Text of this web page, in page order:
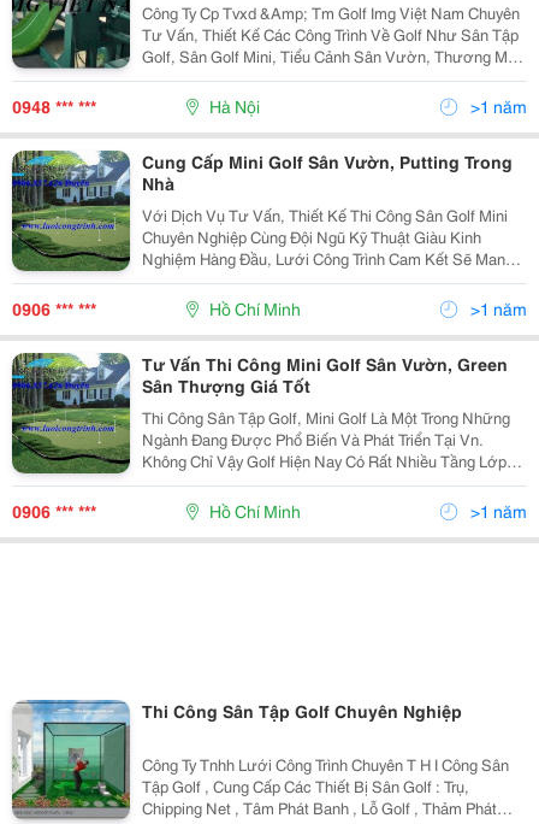
Công Ty Cp Tvxd &Amp; Tm Golf Img Việt Nam Chuyên
Tư Vấn, Thiết Kế Các Công Trình Về Golf Như Sân Tập
Golf, Sân Golf Mini, Tiểu Cảnh Sân Vườn, Thương Mại
Và Cung Cấp Dịch Vụ. Các Sản Phẩm Của Công Ty
Tương Đối Đa Dạng Và Có Tính Cạnh Tranh Cao. Sản P
0948 *** *** Hà Nội >1 năm
Cung Cấp Mini Golf Sân Vườn, Putting Trong
Nhà
Với Dịch Vụ Tư Vấn, Thiết Kế Thi Công Sân Golf Mini
Chuyên Nghiệp Cùng Đội Ngũ Kỹ Thuật Giàu Kinh
Nghiệm Hàng Đầu, Lưới Công Trình Cam Kết Sẽ Mang
Lại Cho Bạn Một Không Gian Hoàn Hảo Để Bạn Tập
Luyện Và Giải Trí Với Môn Thể Thao Quý Tộc Này Mỗi
0906 *** *** Hồ Chí Minh >1 năm
Tư Vấn Thi Công Mini Golf Sân Vườn, Green
Sân Thượng Giá Tốt
Thi Công Sân Tập Golf, Mini Golf Là Một Trong Những
Ngành Đang Được Phổ Biến Và Phát Triển Tại Vn.
Không Chỉ Vậy Golf Hiện Nay Có Rất Nhiều Tầng Lớp
Không Phân Biệt Nam Nữ,Lớn Nhỏ Đều Có Thể Chơi
Được Thậm Chí Những Người Với Công Việc Rất Bận
0906 *** *** Hồ Chí Minh >1 năm
Thi Công Sân Tập Golf Chuyên Nghiệp
Công Ty Tnhh Lưới Công Trình Chuyên T H I Công Sân
Tập Golf , Cung Cấp Các Thiết Bị Sân Golf : Trụ,
Chipping Net , Tâm Phát Banh , Lỗ Golf , Thảm Phát